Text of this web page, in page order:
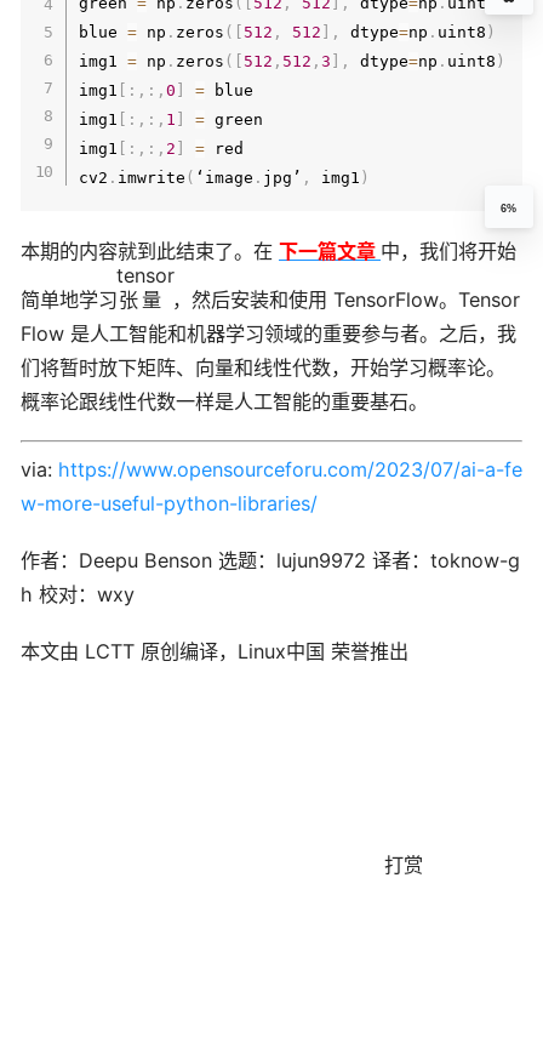
blue = np . zeros ( [ 512 , 512 ] , dtype=np . uint8 )
img1 = np . zeros ( [ 512 , 512 ,3 ] , dtype=np . uint8 )
img1 [ : , : ,0 ] = blue
img1 [ : , : , 1 ] = green
img1 [ : , : , 2 ] = red
cv2 . imwrite ( ‘image . jpg’ , img1 )
本期的内容就到此结束了。在 下一篇文章 中，我们将开始
简单地学习张量
tensor
，然后安装和使用 TensorFlow。Tensor
Flow 是人工智能和机器学习领域的重要参与者。之后，我
们将暂时放下矩阵、向量和线性代数，开始学习概率论。
概率论跟线性代数一样是人工智能的重要基石。
via: https://www.opensourceforu.com/2023/07/ai-a-fe
w-more-useful-python-libraries/
作者： Deepu Benson 选题： lujun9972 译者： toknow-g
h 校对： wxy
本文由 LCTT 原创编译， Linux中国 荣誉推出
打赏
6%